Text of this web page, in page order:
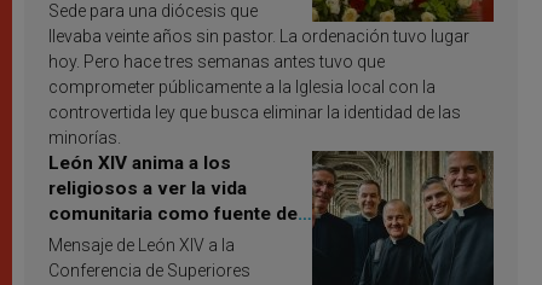
Sede para una diócesis que
llevaba veinte años sin pastor. La ordenación tuvo lugar
hoy. Pero hace tres semanas antes tuvo que
comprometer públicamente a la Iglesia local con la
controvertida ley que busca eliminar la identidad de las
minorías.
León XIV anima a los
religiosos a ver la vida
comunitaria como fuente de
inspiración y santificación
Mensaje de León XIV a la
Conferencia de Superiores